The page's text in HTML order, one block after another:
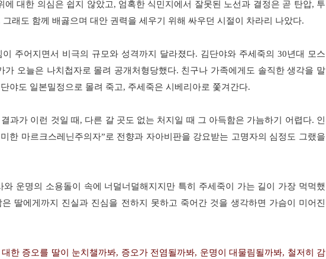
에 대한 의심은 쉽지 않았고, 엄혹한 식민지에서 잘못된 노선과 결정은 곧 탄압, 투
그래도 함께 배곯으며 대안 권력을 세우기 위해 싸우던 시절이 차라리 나았다.
주어지면서 비극의 규모와 성격까지 달라졌다. 김단야와 주세죽의 30년대 모스
가 오늘은 나치첩자로 몰려 공개처형당했다. 친구나 가족에게도 솔직한 생각을 말
야도 일본밀정으로 몰려 죽고, 주세죽은 시베리아로 쫓겨간다.
과가 이런 것일 때 , 다른 갈 곳도 없는 처지일 때 그 아득함은 가늠하기 어렵다. 인
한 마르크스레닌주의자”로 전향과 자아비판을 강요받는 고명자의 심정도 그랬을
와 운명의 소용돌이 속에 너덜너덜해지지만 특히 주세죽이 가는 길이 가장 먹먹했
딸에게까지 진실과 진심을 전하지 못하고 죽어간 것을 생각하면 가슴이 미어진
한 증오를 딸이 눈치챌까봐, 증오가 전염될까봐, 운명이 대물림될까봐, 철저히 감